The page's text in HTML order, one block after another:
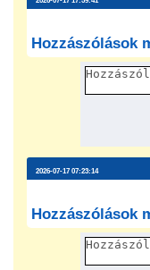
Hozzászólások
2026-07-17 07:23:14
Hozzászólások